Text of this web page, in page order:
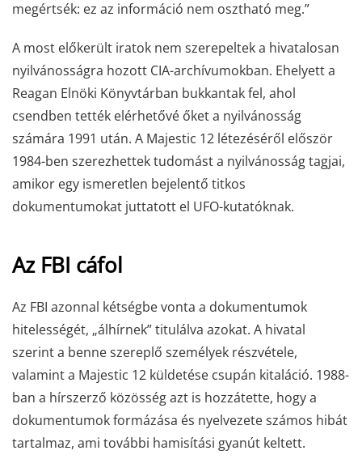
megértsék: ez az információ nem osztható meg.”
A most előkerült iratok nem szerepeltek a hivatalosan
nyilvánosságra hozott CIA-archívumokban. Ehelyett a
Reagan Elnöki Könyvtárban bukkantak fel, ahol
csendben tették elérhetővé őket a nyilvánosság
számára 1991 után. A Majestic 12 létezéséről először
1984-ben szerezhettek tudomást a nyilvánosság tagjai,
amikor egy ismeretlen bejelentő titkos
dokumentumokat juttatott el UFO-kutatóknak.
Az FBI cáfol
Az FBI azonnal kétségbe vonta a dokumentumok
hitelességét, „álhírnek” titulálva azokat. A hivatal
szerint a benne szereplő személyek részvétele,
valamint a Majestic 12 küldetése csupán kitaláció. 1988-
ban a hírszerző közösség azt is hozzátette, hogy a
dokumentumok formázása és nyelvezete számos hibát
tartalmaz, ami további hamisítási gyanút keltett.